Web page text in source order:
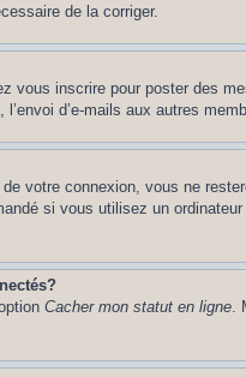
de la corriger.
inscrire pour poster des
d’e-mails aux autres
de votre connexion, vous ne
si vous utilisez un
Cacher mon statut en ligne.